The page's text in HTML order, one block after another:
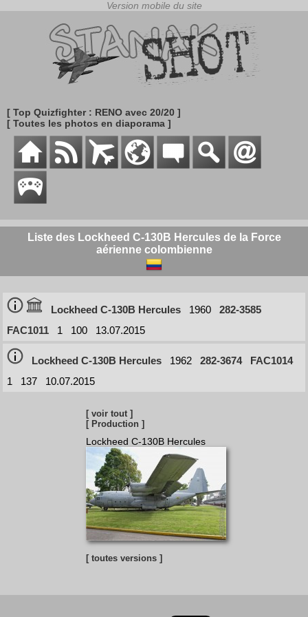
[ Top Quizfighter : RENO avec 20/20 ]
[ Toutes les photos en diaporama ]
Liste des Lockheed C-130B Hercules de la Force
aérienne colombienne
Lockheed C-130B Hercules 1960
282-3585
FAC1011
1 100 13.07.2015
Lockheed C-130B Hercules 1962 282-3674
FAC1014
1
137 10.07.2015
[ voir tout ]
[ Production ]
Lockheed C-130B Hercules
[ toutes versions ]